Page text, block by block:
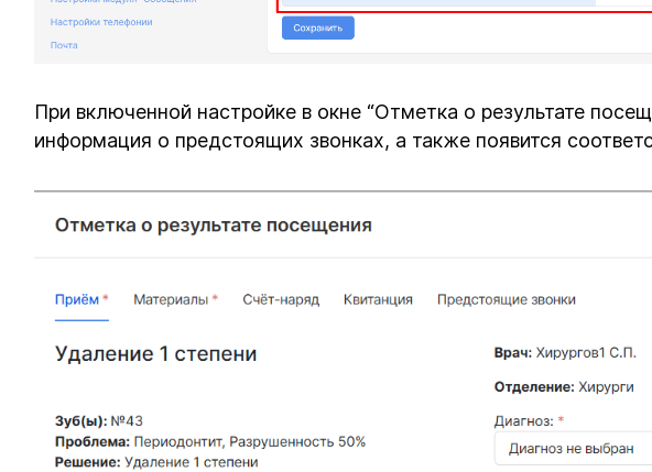
При включенной настройке в окне “Отметка о результате
информация о предстоящих звонках, а также появится